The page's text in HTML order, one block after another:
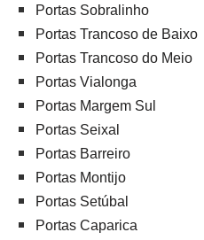
Portas Sobralinho
Portas Trancoso de Baixo
Portas Trancoso do Meio
Portas Vialonga
Portas Margem Sul
Portas Seixal
Portas Barreiro
Portas Montijo
Portas Setúbal
Portas Caparica